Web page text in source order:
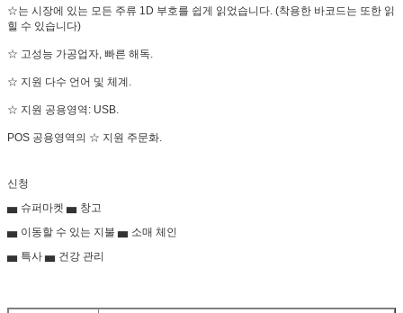
☆는 시장에 있는 모든 주류 1D 부호를 쉽게 읽었습니다. (착용한 바코드는 또한 읽
힐 수 있습니다)
☆ 고성능 가공업자, 빠른 해독.
☆ 지원 다수 언어 및 체계.
☆ 지원 공용영역: USB.
POS 공용영역의 ☆ 지원 주문화.
신청
▅ 슈퍼마켓 ▅ 창고
▅ 이동할 수 있는 지불 ▅ 소매 체인
▅ 특사 ▅ 건강 관리